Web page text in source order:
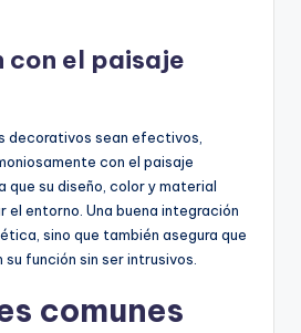
con el paisaje
decorativos sean efectivos,
con el paisaje
que su diseño, color y material
el entorno. Una buena integración
sino que también asegura que
función sin ser intrusivos.
comunes